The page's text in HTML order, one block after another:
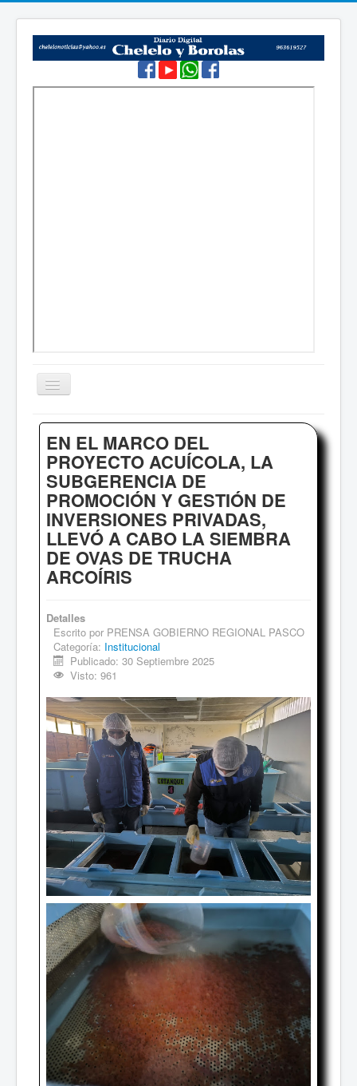
Cambiar
navegación
Inicio
Sociales
Institucional
Deportes
Comentarios
Archivo de Noticias
EN EL MARCO DEL
PROYECTO ACUÍCOLA, LA
SUBGERENCIA DE
PROMOCIÓN Y GESTIÓN DE
INVERSIONES PRIVADAS,
LLEVÓ A CABO LA SIEMBRA
DE OVAS DE TRUCHA
ARCOÍRIS
Detalles
Escrito por PRENSA GOBIERNO REGIONAL PASCO
Categoría: Institucional
Publicado: 30 Septiembre 2025
Visto: 961